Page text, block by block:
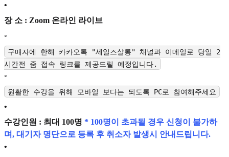
•
장 소 : Zoom 온라인 라이브
◦
구매자에 한해 카카오톡 "세일즈살롱" 채널과 이메일로 당일 2
시간전 줌 접속 링크를 제공드릴 예정입니다.
◦
원활한 수강을 위해 모바일 보다는 되도록 PC로 참여해주세요
•
수강인원 : 최대 100명 * 100명이 초과될 경우 신청이 불가하
며, 대기자 명단으로 등록 후 취소자 발생시 안내드립니다.
•